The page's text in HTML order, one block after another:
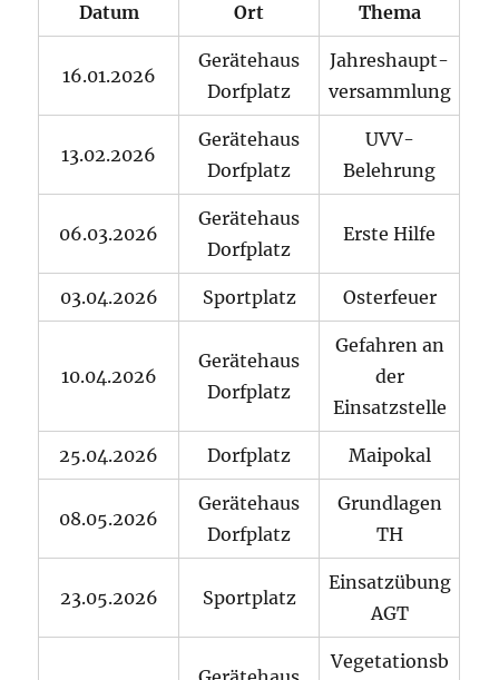
Datum Ort Thema
16.01.2026
Gerätehaus
Dorfplatz
Jahreshaupt-
versammlung
13.02.2026
Gerätehaus
Dorfplatz
UVV-
Belehrung
06.03.2026
Gerätehaus
Dorfplatz
Erste Hilfe
03.04.2026 Sportplatz Osterfeuer
10.04.2026
Gerätehaus
Dorfplatz
Gefahren an
der
Einsatzstelle
25.04.2026 Dorfplatz Maipokal
08.05.2026
Gerätehaus
Dorfplatz
Grundlagen
TH
23.05.2026 Sportplatz
Einsatzübung
AGT
Vegetationsb